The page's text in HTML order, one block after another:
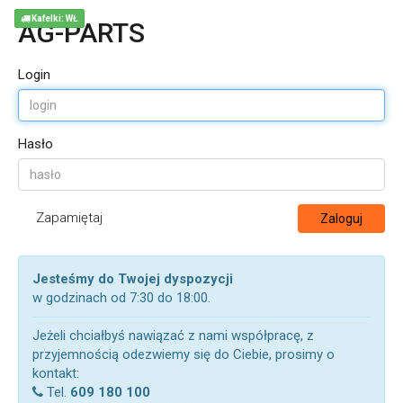
AG-PARTS
Login
Hasło
Zapamiętaj Zaloguj
Jesteśmy do Twojej dyspozycji
w godzinach od 7:30 do 18:00.
Jeżeli chciałbyś nawiązać z nami współpracę, z
przyjemnością odezwiemy się do Ciebie, prosimy o
kontakt:
Tel. 609 180 100
Kafelki: WŁ